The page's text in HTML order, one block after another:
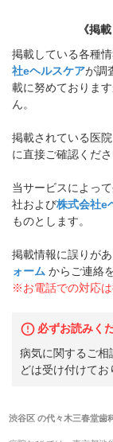
《掲
掲載している各種
社eヘルスケアが調
載に努めておりま
ん。
掲載されている医
に直接ご確認くださ
当サービスによっ
社および株式会社e
ものとします。
掲載情報に誤りが
ォーム からご連絡
※お電話での対応
必ずお読みく
病気に関するご相
どは受け付けてお
渋谷区の代々木三春堂歯